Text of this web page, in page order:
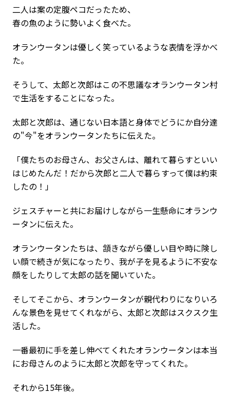
二人は案の定腹ペコだったため、
春の魚のように勢いよく食べた。
オランウータンは優しく笑っているような表情を浮かべ
た。
そうして、太郎と次郎はこの不思議なオランウータン村
で生活をすることになった。
太郎と次郎は、通じない日本語と身体でどうにか自分達
の"今"をオランウータンたちに伝えた。
「僕たちのお母さん、お父さんは、離れて暮らすといい
はじめたんだ！だから次郎と二人で暮らすって僕は約束
したの！」
ジェスチャーと共にお届けしながら一生懸命にオランウ
ータンに伝えた。
オランウータンたちは、頷きながら優しい目や時に険し
い顔で続きが気になったり、我が子を見るように不安な
顔をしたりして太郎の話を聞いていた。
そしてそこから、オランウータンが親代わりになりいろ
んな景色を見せてくれながら、太郎と次郎はスクスク生
活した。
一番最初に手を差し伸べてくれたオランウータンは本当
にお母さんのように太郎と次郎を守ってくれた。
それから15年後。